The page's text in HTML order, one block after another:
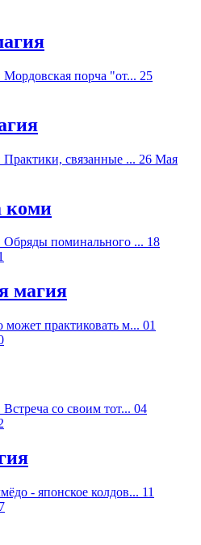
Мордовская порча "от... 25
Практики, связанные ... 26 Мая
коми
Обряды поминального ... 18
магия
может практиковать м... 01
Встреча со своим тот... 04
- японское колдов... 11